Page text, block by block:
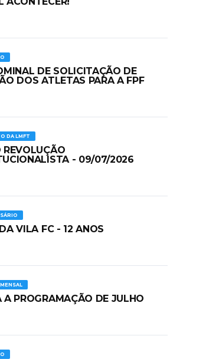
DE SOLICITAÇÃO DE
DOS ATLETAS PARA A FPF
DA LMFT
REVOLUÇÃO
- 09/07/2026
VILA FC - 12 ANOS
A PROGRAMAÇÃO DE JULHO